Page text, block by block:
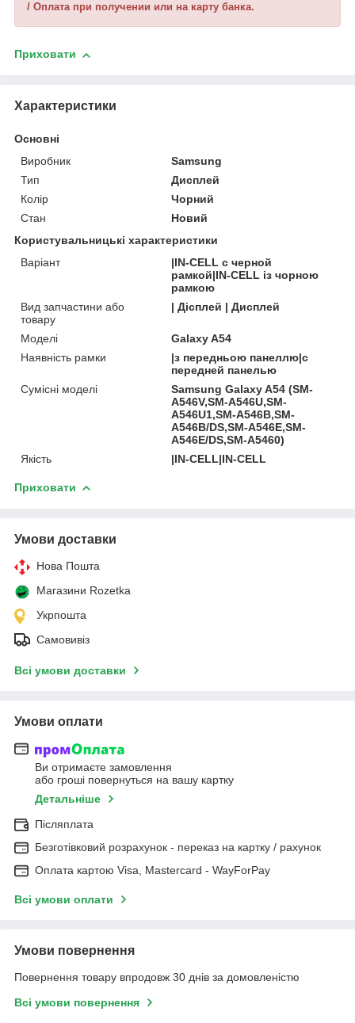
/ Оплата при получении или на карту банка.
Приховати
Характеристики
Основні
Виробник
Samsung
Тип
Дисплей
Колір
Чорний
Стан
Новий
Користувальницькі характеристики
Варіант
|IN-CELL с черной
рамкой|IN-CELL із чорною
рамкою
Вид запчастини або
товару
| Дісплей | Дисплей
Моделі
Galaxy A54
Наявність рамки
|з передньою панеллю|с
передней панелью
Сумісні моделі
Samsung Galaxy A54 (SM-
A546V,SM-A546U,SM-
A546U1,SM-A546B,SM-
A546B/DS,SM-A546E,SM-
A546E/DS,SM-A5460)
Якість
|IN-CELL|IN-CELL
Приховати
Умови доставки
Нова Пошта
Магазини Rozetka
Укрпошта
Самовивіз
Всі умови доставки
Умови оплати
Ви отримаєте замовлення
або гроші повернуться на вашу картку
Детальніше
Післяплата
Безготівковий розрахунок - переказ на картку / рахунок
Оплата картою Visa, Mastercard - WayForPay
Всі умови оплати
Умови повернення
Повернення товару впродовж 30 днів за домовленістю
Всі умови повернення